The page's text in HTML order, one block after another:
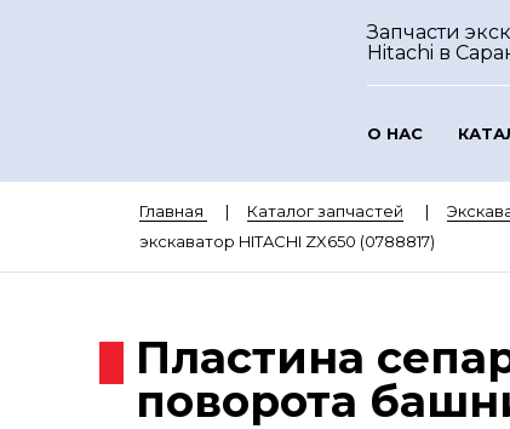
Запчасти
Hitachi в
О НАС
Главная Каталог запчастей
экскаватор HITACHI ZX650 (0788817)
Пластина
поворота